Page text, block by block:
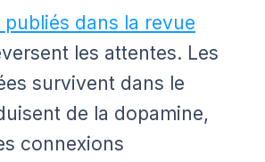
publiés dans la revue
les attentes. Les
survivent dans le
de la dopamine,
connexions